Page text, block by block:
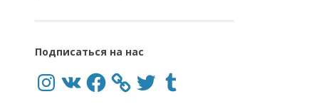
Подписаться на нас
Instagram
VK Facebook Twitter Tumblr